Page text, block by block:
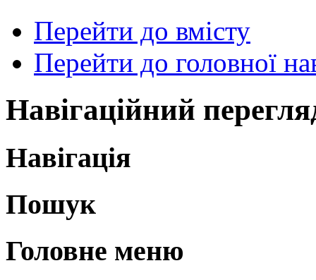
Перейти до вмісту
Перейти до головної
Навігаційний
Навігація
Пошук
Головне меню